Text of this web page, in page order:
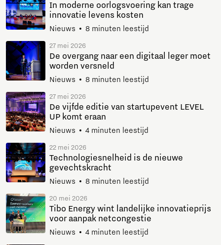
In moderne oorlogsvoering kan trage
innovatie levens kosten
Nieuws 8 minuten leestijd
27 mei 2026
De overgang naar een digitaal leger moet
worden versneld
Nieuws 8 minuten leestijd
27 mei 2026
De vijfde editie van startupevent LEVEL
UP komt eraan
Nieuws 4 minuten leestijd
22 mei 2026
Technologiesnelheid is de nieuwe
gevechtskracht
Nieuws 8 minuten leestijd
20 mei 2026
Tibo Energy wint landelijke innovatieprijs
voor aanpak netcongestie
Nieuws 4 minuten leestijd